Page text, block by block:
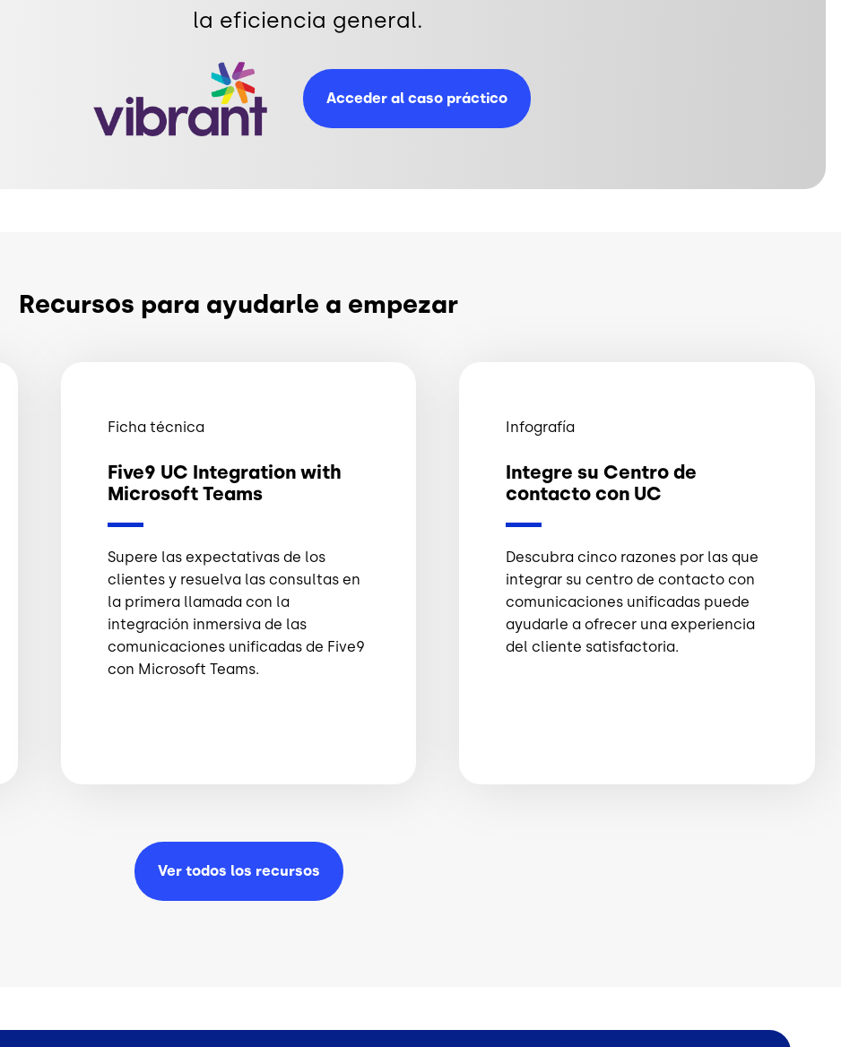
la eficiencia general.
Acceder al caso práctico
Recursos para ayudarle a empezar
Ficha técnica
Five9 UC Integration with
Microsoft Teams
Supere las expectativas de los
clientes y resuelva las consultas en
la primera llamada con la
integración inmersiva de las
comunicaciones unificadas de Five9
con Microsoft Teams.
Infografía
Integre su Centro de
contacto con UC
Descubra cinco razones por las que
integrar su centro de contacto con
comunicaciones unificadas puede
ayudarle a ofrecer una experiencia
del cliente satisfactoria.
Ver todos los recursos